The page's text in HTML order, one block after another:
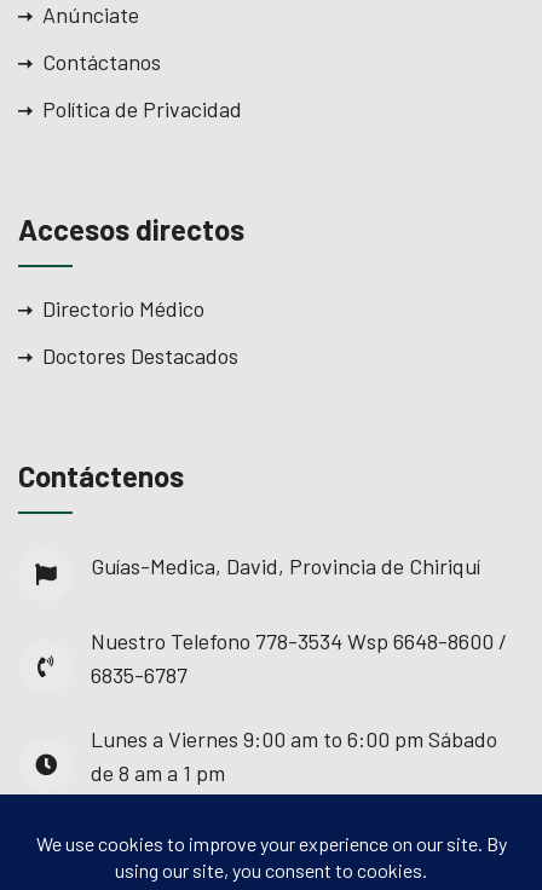
Anúnciate
Contáctanos
Política de Privacidad
Accesos directos
Directorio Médico
Doctores Destacados
Contáctenos
Guías-Medica, David, Provincia de Chiriquí
Nuestro Telefono 778-3534 Wsp 6648-8600 /
6835-6787
Lunes a Viernes 9:00 am to 6:00 pm Sábado
de 8 am a 1 pm